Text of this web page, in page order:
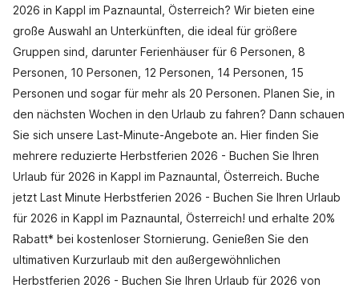
2026 in Kappl im Paznauntal, Österreich? Wir bieten eine
große Auswahl an Unterkünften, die ideal für größere
Gruppen sind, darunter Ferienhäuser für 6 Personen, 8
Personen, 10 Personen, 12 Personen, 14 Personen, 15
Personen und sogar für mehr als 20 Personen. Planen Sie, in
den nächsten Wochen in den Urlaub zu fahren? Dann schauen
Sie sich unsere Last-Minute-Angebote an. Hier finden Sie
mehrere reduzierte Herbstferien 2026 - Buchen Sie Ihren
Urlaub für 2026 in Kappl im Paznauntal, Österreich. Buche
jetzt Last Minute Herbstferien 2026 - Buchen Sie Ihren Urlaub
für 2026 in Kappl im Paznauntal, Österreich! und erhalte 20%
Rabatt* bei kostenloser Stornierung. Genießen Sie den
ultimativen Kurzurlaub mit den außergewöhnlichen
Herbstferien 2026 - Buchen Sie Ihren Urlaub für 2026 von